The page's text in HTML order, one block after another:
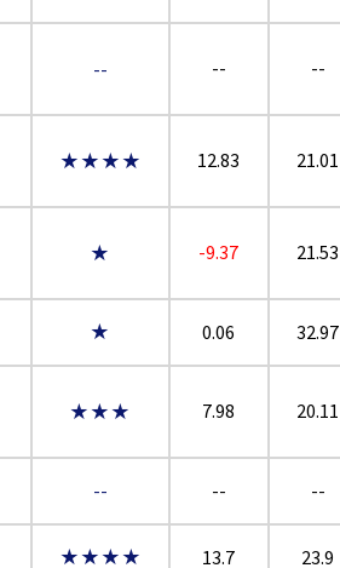
-- -- --
★★★★ 12.83 21.01
★ -9.37 21.53
★ 0.06 32.97
★★★ 7.98 20.11
-- -- --
★★★★ 13.7 23.9